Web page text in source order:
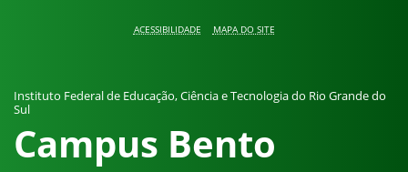
ACESSIBILIDADE MAPA DO SITE
Instituto Federal de Educação, Ciência e Tecnologia do Rio Grande do
Sul
Campus Bento